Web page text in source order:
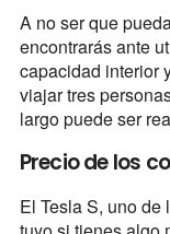
A no ser que
encontrarás ante
capacidad interior
viajar tres
largo puede ser
Precio de los
El Tesla S, uno de